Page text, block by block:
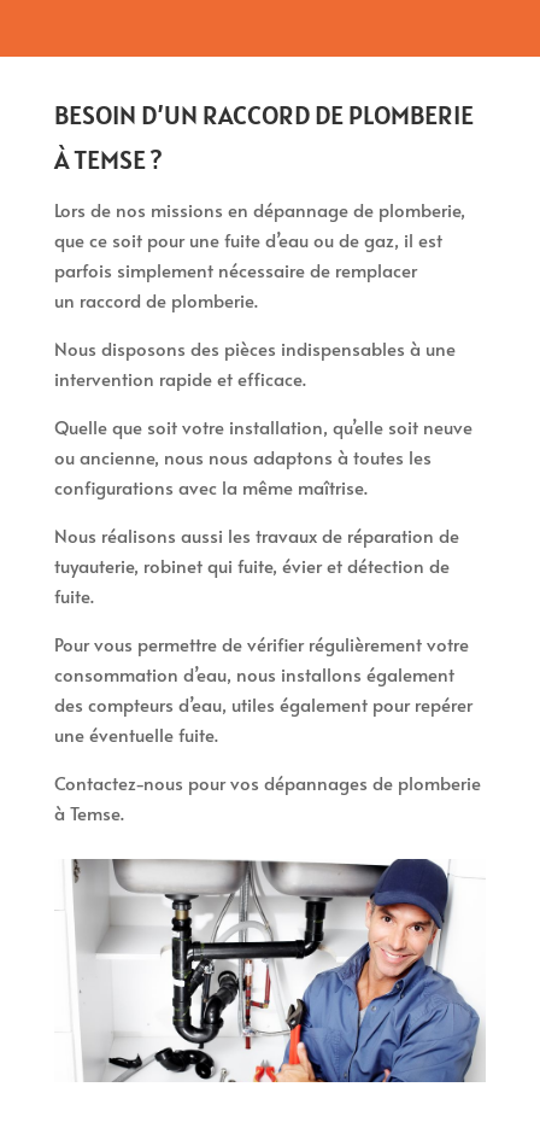
BESOIN D’UN RACCORD DE PLOMBERIE
À TEMSE ?
Lors de nos missions en dépannage de plomberie,
que ce soit pour une fuite d’eau ou de gaz, il est
parfois simplement nécessaire de remplacer
un raccord de plomberie.
Nous disposons des pièces indispensables à une
intervention rapide et efficace.
Quelle que soit votre installation, qu’elle soit neuve
ou ancienne, nous nous adaptons à toutes les
configurations avec la même maîtrise.
Nous réalisons aussi les travaux de réparation de
tuyauterie, robinet qui fuite, évier et détection de
fuite.
Pour vous permettre de vérifier régulièrement votre
consommation d’eau, nous installons également
des compteurs d’eau, utiles également pour repérer
une éventuelle fuite.
Contactez-nous pour vos dépannages de plomberie
à Temse.